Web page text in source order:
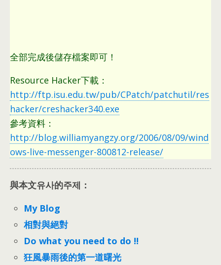
全部完成後儲存檔案即可！
Resource Hacker下載 ：
http://ftp.isu.edu.tw/pub/CPatch/patchutil/res
hacker/creshacker340.exe
參考資料 ：
http://blog.williamyangzy.org/2006/08/09/wind
ows-live-messenger-800812-release/
與本文유사的주제：
My Blog
相對與絕對
Do what you need to do !!
狂風暴雨後的第一道曙光